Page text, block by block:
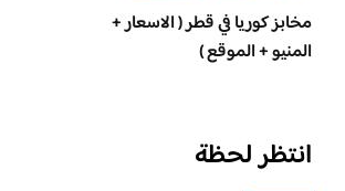
مخابز كوريا في قطر ( الاسعار +
المنيو + الموقع )
انتظر لحظة